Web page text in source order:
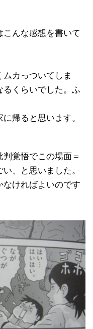
んな感想を書いて
カっついてしま
るくらいでした。ふ
帰ると思います。
覚悟でこの場面＝
、と思いました。
なければよいのです